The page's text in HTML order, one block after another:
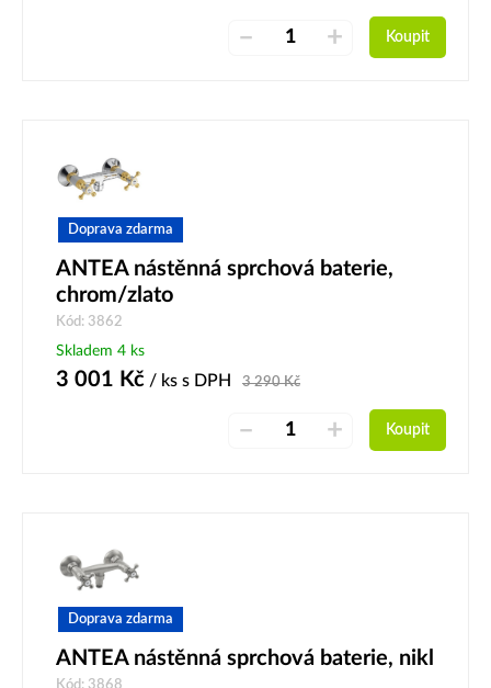
– + Koupit
Doprava zdarma
ANTEA nástěnná sprchová baterie,
chrom/zlato
Kód: 3862
Skladem 4 ks
3 001 Kč / ks s DPH 3 290Kč
– + Koupit
Doprava zdarma
ANTEA nástěnná sprchová baterie, nikl
Kód: 3868